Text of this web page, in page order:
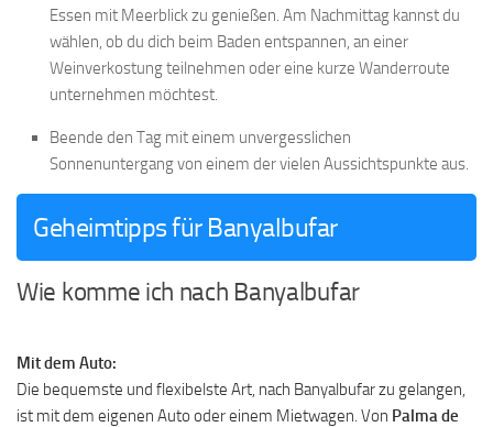
Essen mit Meerblick zu genießen. Am Nachmittag kannst du
wählen, ob du dich beim Baden entspannen, an einer
Weinverkostung teilnehmen oder eine kurze Wanderroute
unternehmen möchtest.
Beende den Tag mit einem unvergesslichen
Sonnenuntergang von einem der vielen Aussichtspunkte aus.
Geheimtipps für Banyalbufar
Wie komme ich nach Banyalbufar
Mit dem Auto:
Die bequemste und flexibelste Art, nach Banyalbufar zu gelangen,
ist mit dem eigenen Auto oder einem Mietwagen. Von Palma de